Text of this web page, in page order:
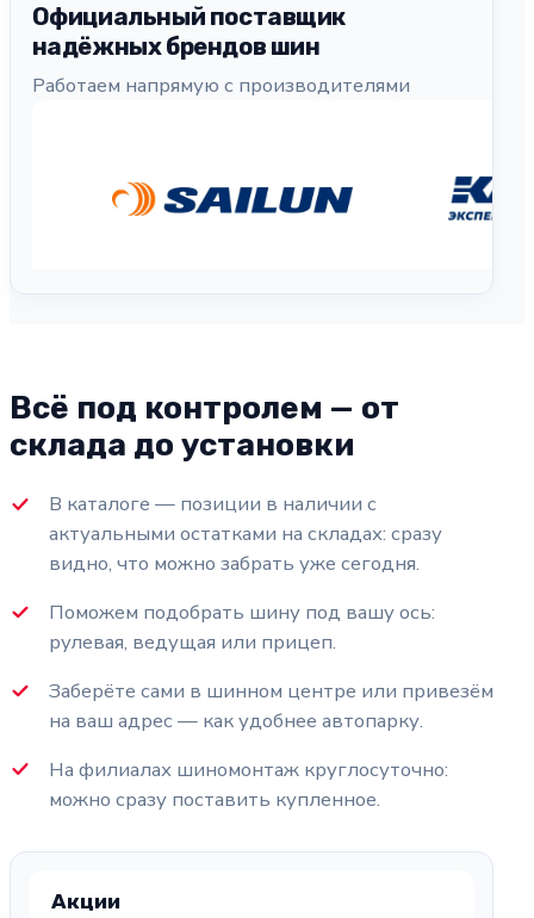
Официальный поставщик
надёжных брендов шин
Работаем напрямую с производителями
Всё под контролем — от
склада до установки
В каталоге — позиции в наличии с
актуальными остатками на складах: сразу
видно, что можно забрать уже сегодня.
Поможем подобрать шину под вашу ось:
рулевая, ведущая или прицеп.
Заберёте сами в шинном центре или привезём
на ваш адрес — как удобнее автопарку.
На филиалах шиномонтаж круглосуточно:
можно сразу поставить купленное.
Акции